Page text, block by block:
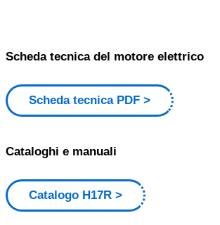
Scheda tecnica del motore elettrico
Scheda tecnica PDF
Cataloghi e manuali
Catalogo H17R